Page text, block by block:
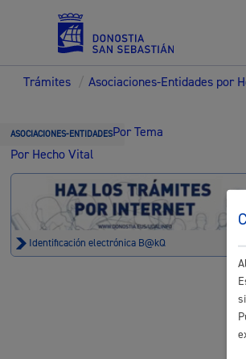
Servicios
Padrón y asuntos
Trámites / Asociaciones-Entidades por
ASOCIACIONES-ENTIDADESPor Tema
Por Hecho Vital
Identificación electrónica B@kQ